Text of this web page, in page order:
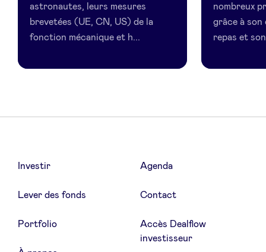
astronautes, leurs mesures
brevetées (UE, CN, US) de la
fonction mécanique et h...
nombreux
grâce à son
repas et
Investir
Lever des fonds
Portfolio
Agenda
Contact
Accès Dealflow
investisseur